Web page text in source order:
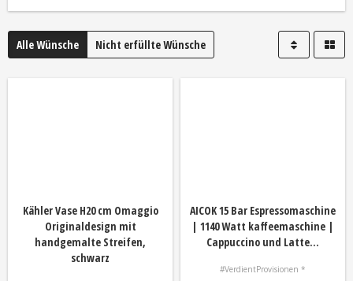
Alle Wünsche Nicht erfüllte Wünsche
Kähler Vase H20 cm Omaggio
Originaldesign mit
handgemalte Streifen,
schwarz
AICOK 15 Bar Espressomaschine
| 1140 Watt kaffeemaschine |
Cappuccino und Latte...
#VerdientProvisionen *